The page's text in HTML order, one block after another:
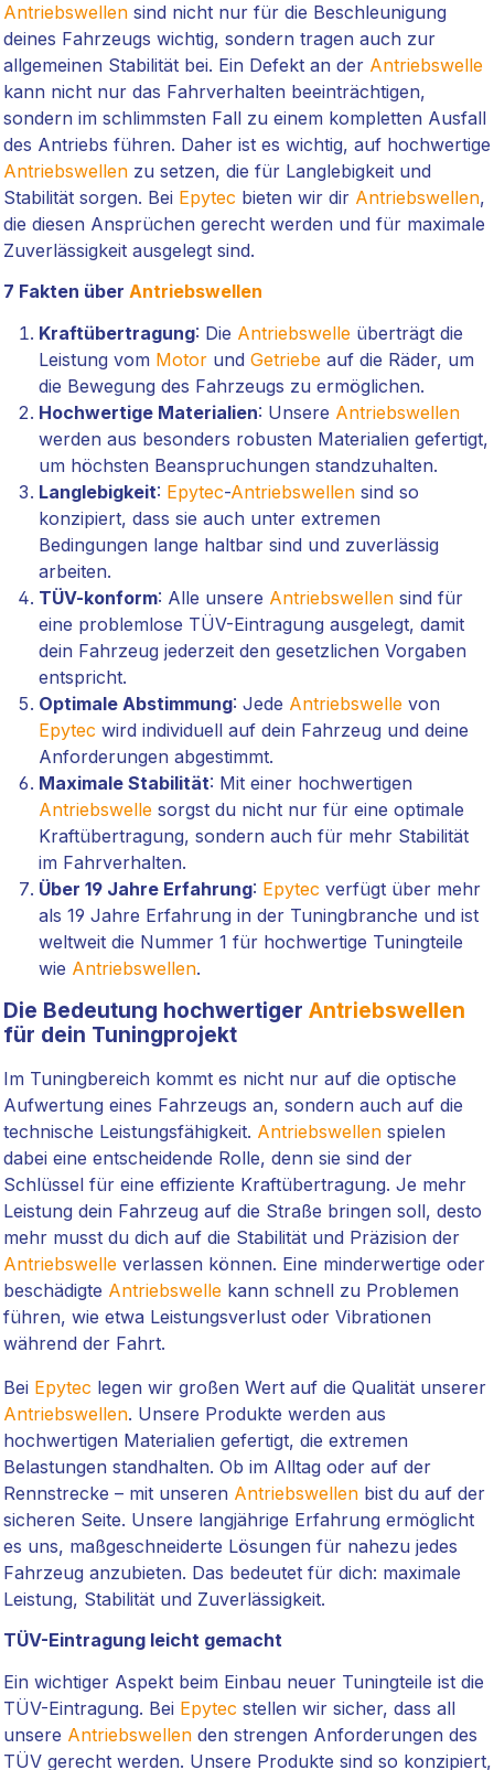
Antriebswellensind nicht nur für die Beschleunigung
deines Fahrzeugs wichtig, sondern tragen auch zur
allgemeinen Stabilität bei. Ein Defekt an der Antriebswelle
kann nicht nur das Fahrverhalten beeinträchtigen,
sondern im schlimmsten Fall zu einem kompletten Ausfall
des Antriebs führen. Daher ist es wichtig, auf hochwertige
Antriebswellenzu setzen, die für Langlebigkeit und
Stabilität sorgen. Bei Epytec bieten wir dir Antriebswellen,
die diesen Ansprüchen gerecht werden und für maximale
Zuverlässigkeit ausgelegt sind.
7 Fakten über Antriebswellen
Kraftübertragung: Die Antriebswelleüberträgt die
Leistung vom Motorund Getriebeauf die Räder, um
die Bewegung des Fahrzeugs zu ermöglichen.
Hochwertige Materialien: Unsere Antriebswellen
werden aus besonders robusten Materialien gefertigt,
um höchsten Beanspruchungen standzuhalten.
Langlebigkeit: Epytec-Antriebswellensind so
konzipiert, dass sie auch unter extremen
Bedingungen lange haltbar sind und zuverlässig
arbeiten.
TÜV-konform: Alle unsere Antriebswellensind für
eine problemlose TÜV-Eintragung ausgelegt, damit
dein Fahrzeug jederzeit den gesetzlichen Vorgaben
entspricht.
Optimale Abstimmung: Jede Antriebswellevon
Epytec wird individuell auf dein Fahrzeug und deine
Anforderungen abgestimmt.
Maximale Stabilität: Mit einer hochwertigen
Antriebswellesorgst du nicht nur für eine optimale
Kraftübertragung, sondern auch für mehr Stabilität
im Fahrverhalten.
Über 19 Jahre Erfahrung: Epytec verfügt über mehr
als 19 Jahre Erfahrung in der Tuningbranche und ist
weltweit die Nummer 1 für hochwertige Tuningteile
wie Antriebswellen.
Die Bedeutung hochwertiger Antriebswellen
für dein Tuningprojekt
Im Tuningbereich kommt es nicht nur auf die optische
Aufwertung eines Fahrzeugs an, sondern auch auf die
technische Leistungsfähigkeit. Antriebswellenspielen
dabei eine entscheidende Rolle, denn sie sind der
Schlüssel für eine effiziente Kraftübertragung. Je mehr
Leistung dein Fahrzeug auf die Straße bringen soll, desto
mehr musst du dich auf die Stabilität und Präzision der
Antriebswelleverlassen können. Eine minderwertige oder
beschädigte Antriebswellekann schnell zu Problemen
führen, wie etwa Leistungsverlust oder Vibrationen
während der Fahrt.
Bei Epytec legen wir großen Wert auf die Qualität unserer
Antriebswellen. Unsere Produkte werden aus
hochwertigen Materialien gefertigt, die extremen
Belastungen standhalten. Ob im Alltag oder auf der
Rennstrecke – mit unseren Antriebswellenbist du auf der
sicheren Seite. Unsere langjährige Erfahrung ermöglicht
es uns, maßgeschneiderte Lösungen für nahezu jedes
Fahrzeug anzubieten. Das bedeutet für dich: maximale
Leistung, Stabilität und Zuverlässigkeit.
TÜV-Eintragung leicht gemacht
Ein wichtiger Aspekt beim Einbau neuer Tuningteile ist die
TÜV-Eintragung. Bei Epytec stellen wir sicher, dass all
unsere Antriebswellenden strengen Anforderungen des
TÜV gerecht werden. Unsere Produkte sind so konzipiert,